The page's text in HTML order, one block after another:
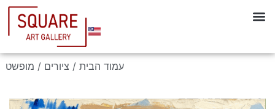
עמוד הבית / ציורים / מופשט